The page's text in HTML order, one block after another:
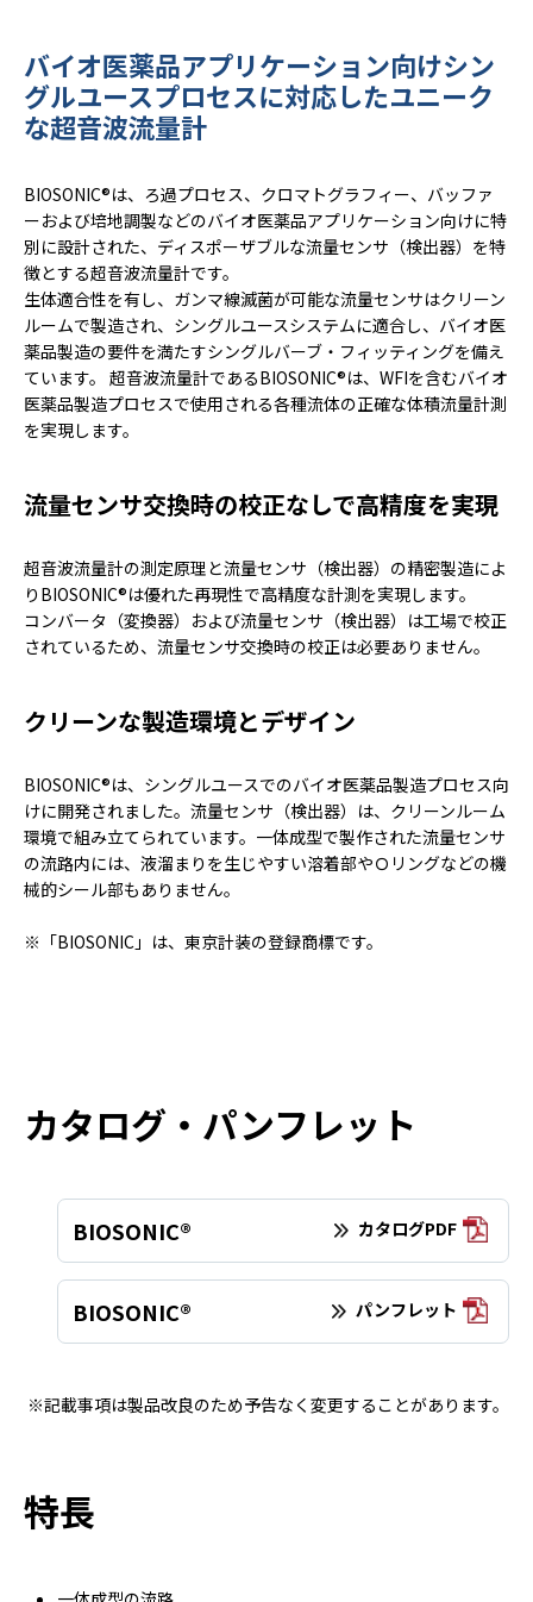
バイオ医薬品アプリケーション向けシン
グルユースプロセスに対応したユニーク
な超音波流量計
BIOSONIC®は、ろ過プロセス、クロマトグラフィー、バッファ
ーおよび培地調製などのバイオ医薬品アプリケーション向けに特
別に設計された、ディスポーザブルな流量センサ（検出器）を特
徴とする超音波流量計です。
生体適合性を有し、ガンマ線滅菌が可能な流量センサはクリーン
ルームで製造され、シングルユースシステムに適合し、バイオ医
薬品製造の要件を満たすシングルバーブ・フィッティングを備え
ています。 超音波流量計であるBIOSONIC®は、WFIを含むバイオ
医薬品製造プロセスで使用される各種流体の正確な体積流量計測
を実現します。
流量センサ交換時の校正なしで高精度を実現
超音波流量計の測定原理と流量センサ（検出器）の精密製造によ
りBIOSONIC®は優れた再現性で高精度な計測を実現します。
コンバータ（変換器）および流量センサ（検出器）は工場で校正
されているため、流量センサ交換時の校正は必要ありません。
クリーンな製造環境とデザイン
BIOSONIC®は、シングルユースでのバイオ医薬品製造プロセス向
けに開発されました。流量センサ（検出器）は、クリーンルーム
環境で組み立てられています。一体成型で製作された流量センサ
の流路内には、液溜まりを生じやすい溶着部やＯリングなどの機
械的シール部もありません。
※「BIOSONIC」は、東京計装の登録商標です。
カタログ・パンフレット
BIOSONIC® カタログPDF
BIOSONIC® パンフレット
※記載事項は製品改良のため予告なく変更することがあります。
特長